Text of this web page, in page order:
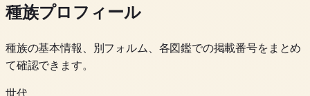
種族プロフィール
種族の基本情報、別フォルム、各図鑑での掲載番号をまとめ
て確認できます。
世代